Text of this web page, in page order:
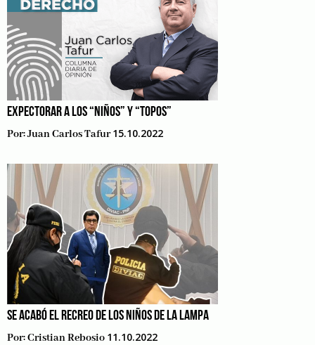
EXPECTORAR A LOS “NIÑOS” Y “TOPOS”
Por:Juan Carlos Tafur 15.10.2022
SE ACABÓ EL RECREO DE LOS NIÑOS DE LA LAMPA
Por:Cristian Rebosio 11.10.2022